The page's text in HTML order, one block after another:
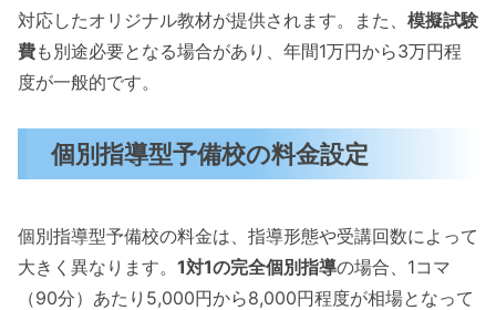
対応したオリジナル教材が提供されます。また、 模擬試験
費も別途必要となる場合があり、年間1万円から3万円程
度が一般的です。
個別指導型予備校の料金設定
個別指導型予備校の料金は、指導形態や受講回数によって
大きく異なります。 1対1の完全個別指導の場合、1コマ
（90分）あたり5,000円から8,000円程度が相場となって